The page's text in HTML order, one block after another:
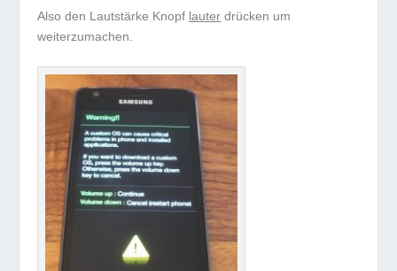
Also den Lautstärke Knopf lauter drücken um
weiterzumachen.